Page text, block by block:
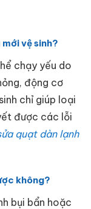
vệ sinh?
chạy yếu do
động cơ
chỉ giúp loại
được các lỗi
quạt dàn lạnh
không?
bụi bẩn hoặc